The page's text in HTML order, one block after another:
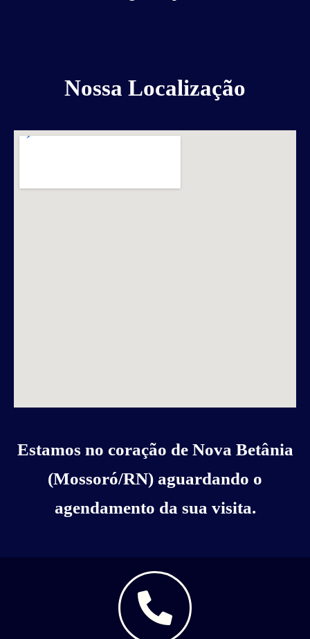
Nossa Localização
Estamos no coração de Nova Betânia
(Mossoró/RN) aguardando o
agendamento da sua visita.